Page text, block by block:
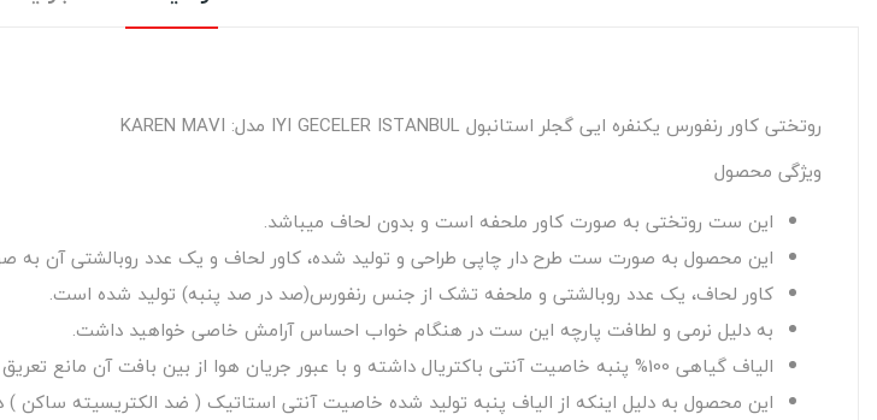
روتختی کاور رنفورس یکنفره ایی گجلر استانبول IYI GECELER ISTANBUL مدل: KAREN MAVI
ویژگی محصول
این ست روتختی به صورت کاور ملحفه است و بدون لحاف میباشد.
این محصول به صورت ست طرح دار چاپی طراحی و تولید شده، کاور لحاف و یک عدد روبالشتی آن به
کاور لحاف، یک عدد روبالشتی و ملحفه تشک از جنس رنفورس(صد در صد پنبه) تولید شده است.
به دلیل نرمی و لطافت پارچه این ست در هنگام خواب احساس آرامش خاصی خواهید داشت.
الیاف گیاهی 100% پنبه خاصیت آنتی باکتریال داشته و با عبور جریان هوا از بین بافت آن مانع تعریق بدن هنگام خواب می شود.
این محصول به دلیل اینکه از الیاف پنبه تولید شده خاصیت آنتی استاتیک ( ضد الکتریسیته ساکن )